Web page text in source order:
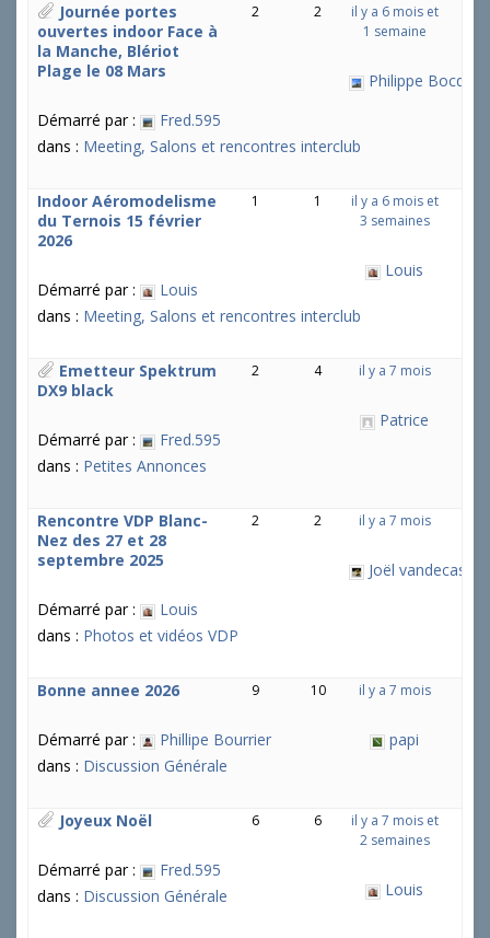
Journée portes
ouvertes indoor Face à
la Manche, Blériot
Plage le 08 Mars
Démarré par :
Fred.595
dans : Meeting, Salons et rencontres interclub
2 2
il y a 6 mois et
1 semaine
Philippe
Indoor Aéromodelisme
du Ternois 15 février
2026
Démarré par :
Louis
dans : Meeting, Salons et rencontres interclub
1 1
il y a 6 mois et
3 semaines
Louis
Emetteur Spektrum
DX9 black
Démarré par :
Fred.595
dans : Petites Annonces
2 4 il y a 7 mois
Patrice
Rencontre VDP Blanc-
Nez des 27 et 28
septembre 2025
Démarré par :
Louis
dans : Photos et vidéos VDP
2 2 il y a 7 mois
Joël
Bonne annee 2026
Démarré par :
Phillipe Bourrier
dans : Discussion Générale
9 10 il y a 7 mois
papi
Joyeux Noël
Démarré par :
Fred.595
dans : Discussion Générale
6 6
il y a 7 mois et
2 semaines
Louis